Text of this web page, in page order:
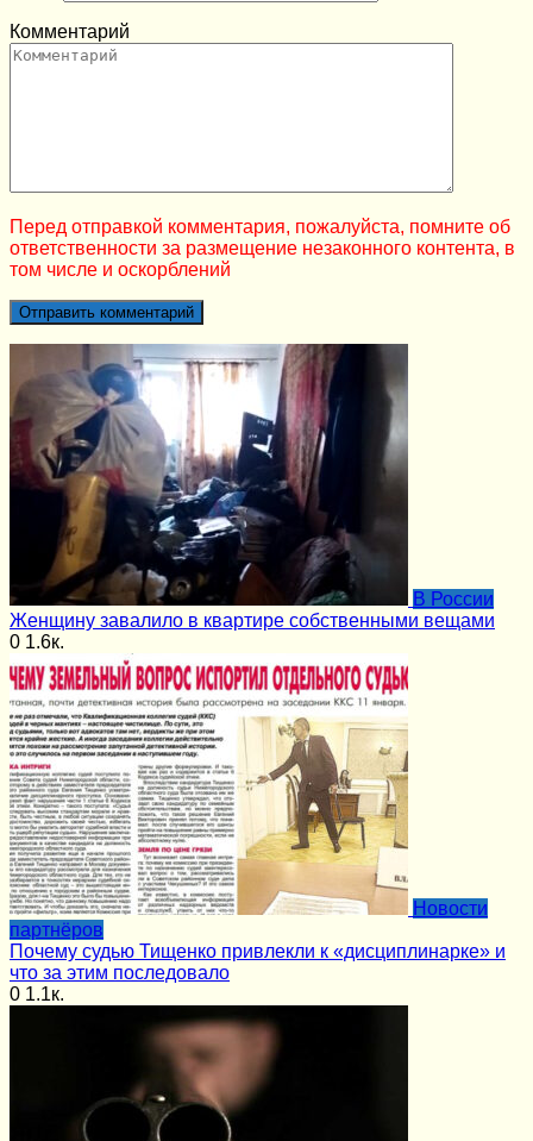
Комментарий
Перед отправкой комментария, пожалуйста, помните об
ответственности за размещение незаконного контента, в
том числе и оскорблений
В России
Женщину завалило в квартире собственными вещами
0 1.6к.
Новости
партнёров
Почему судью Тищенко привлекли к «дисциплинарке» и
что за этим последовало
0 1.1к.